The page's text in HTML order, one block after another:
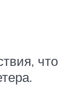
что